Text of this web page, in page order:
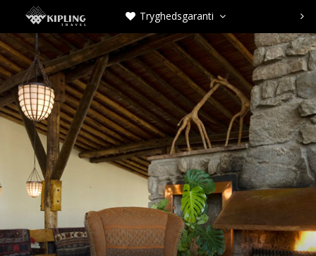
 Tryghedsgaranti  